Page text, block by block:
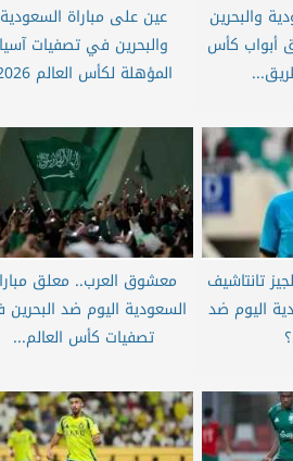
والبحرين
أبواب كأس
عين على مباراة السعودية
والبحرين في تصفيات آسيا
المؤهلة لكأس العالم 2026
تانتاشيف
اليوم ضد
معشوق العرب.. معلق
السعودية اليوم ضد
تصفيات كأس العالم...